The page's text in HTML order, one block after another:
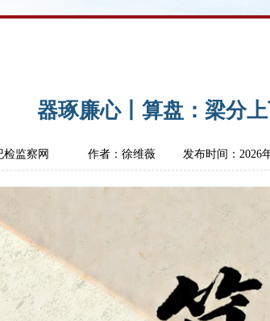
器琢廉心丨算盘：梁分
检监察网 作者：徐维薇 发布时间：2026